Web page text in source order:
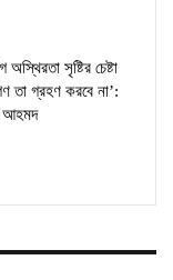
সৃষ্টির চেষ্টা
তা গ্রহণ করবে না’:
আহমদ